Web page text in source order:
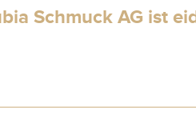
Schmuck AG ist